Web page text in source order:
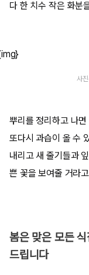
다 한 치수 작은 화분
사
뿌리를 정리하고 나
또다시 과습이 올 수
내리고 새 줄기들과
쁜 꽃을 보여줄 거라
봄은 맞은 모든
드립니다